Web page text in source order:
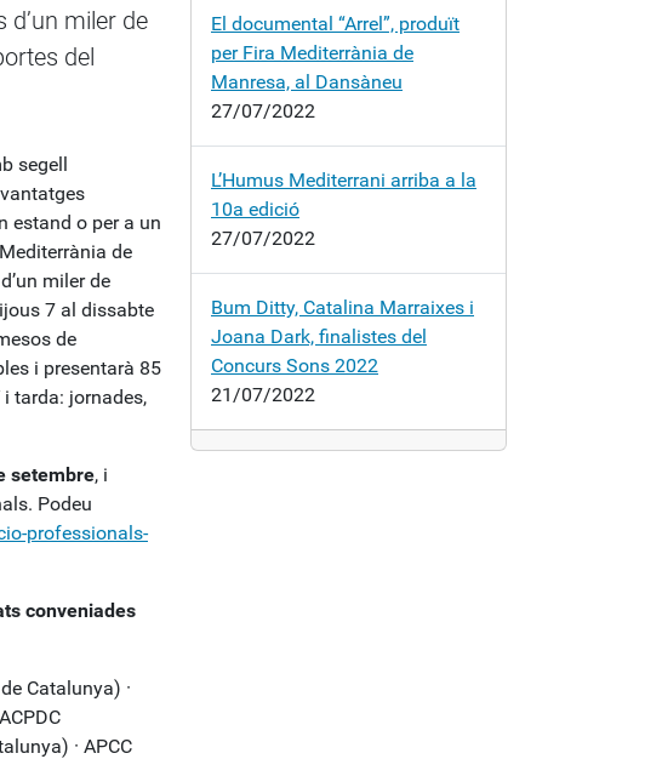
miler de
del
segell
estand o per a un
de
miler de
7 al dissabte
de
i presentarà 85
tarda: jornades,
setembre, i
Podeu
professionals-
conveniades
Catalunya) ·
· APCC
El documental “Arrel”, produït
per Fira Mediterrània de
Manresa, al Dansàneu
27/07/2022
L’Humus Mediterrani arriba a la
10a edició
27/07/2022
Bum Ditty, Catalina Marraixes i
Joana Dark, finalistes del
Concurs Sons 2022
21/07/2022